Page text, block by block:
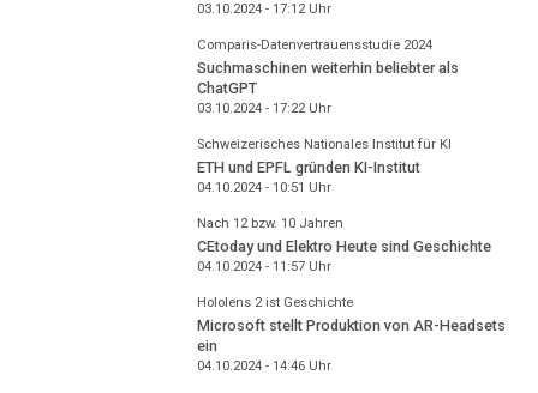
03.10.2024 - 17:12Uhr
Comparis-Datenvertrauensstudie 2024
Suchmaschinen weiterhin beliebter als
ChatGPT
03.10.2024 - 17:22Uhr
Schweizerisches Nationales Institut für KI
ETH und EPFL gründen KI-Institut
04.10.2024 - 10:51 Uhr
Nach 12 bzw. 10 Jahren
CEtoday und Elektro Heute sind Geschichte
04.10.2024 - 11:57Uhr
Hololens 2 ist Geschichte
Microsoft stellt Produktion von AR-Headsets
ein
04.10.2024 - 14:46Uhr